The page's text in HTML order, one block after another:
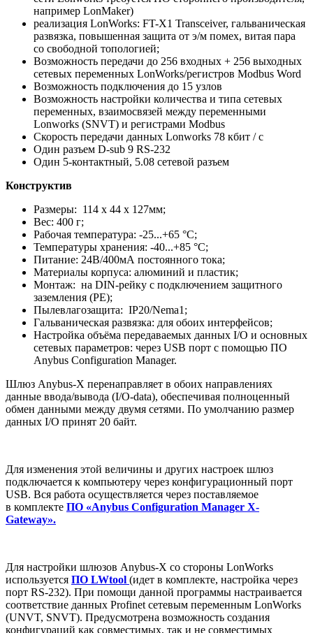
например LonMaker)
реализация LonWorks: FT-X1 Transceiver, гальваническая
развязка, повышенная защита от э/м помех, витая пара
со свободной топологией;
Возможность передачи до 256 входных + 256 выходных
сетевых переменных LonWorks/регистров Modbus Word
Возможность подключения до 15 узлов
Возможность настройки количества и типа сетевых
переменных, взаимосвязей между переменными
Lonworks (SNVT) и регистрами Modbus
Скорость передачи данных Lonworks 78 кбит / с
Один разъем D-sub 9 RS-232
Один 5-контактный, 5.08 сетевой разъем
Конструктив
Размеры: 114 x 44 x 127мм;
Вес: 400 г;
Рабочая температура: -25...+65 °C;
Температуры хранения: -40...+85 °C;
Питание: 24В/400мА постоянного тока;
Материалы корпуса: алюминий и пластик;
Монтаж: на DIN-рейку с подключением защитного
заземления (РЕ);
Пылевлагозащита: IP20/Nema1;
Гальваническая развязка: для обоих интерфейсов;
Настройка объёма передаваемых данных I/O и основных
сетевых параметров: через USB порт с помощью ПО
Anybus Configuration Manager.
Шлюз Anybus-X перенаправляет в обоих направлениях
данные ввода/вывода (I/O-data), обеспечивая полноценный
обмен данными между двумя сетями. По умолчанию размер
данных I/O принят 20 байт.
Для изменения этой величины и других настроек шлюз
подключается к компьютеру через конфигурационный порт
USB. Вся работа осуществляется через поставляемое
в комплекте ПО «Anybus Configuration Manager X-
Gateway».
Для настройки шлюзов Anybus-X со стороны LonWorks
используется ПО LWtool (идет в комплекте, настройка через
порт RS-232). При помощи данной программы настраивается
соответствие данных Profinet сетевым переменным LonWorks
(UNVT, SNVT). Предусмотрена возможность создания
конфигураций как совместимых, так и не совместимых